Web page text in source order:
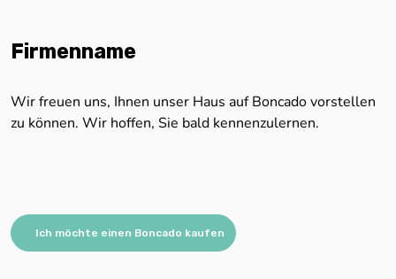
Firmenname
Wir freuen uns, Ihnen unser Haus auf Boncado vorstellen
zu können. Wir hoffen, Sie bald kennenzulernen.
Ich möchte einen Boncado kaufen